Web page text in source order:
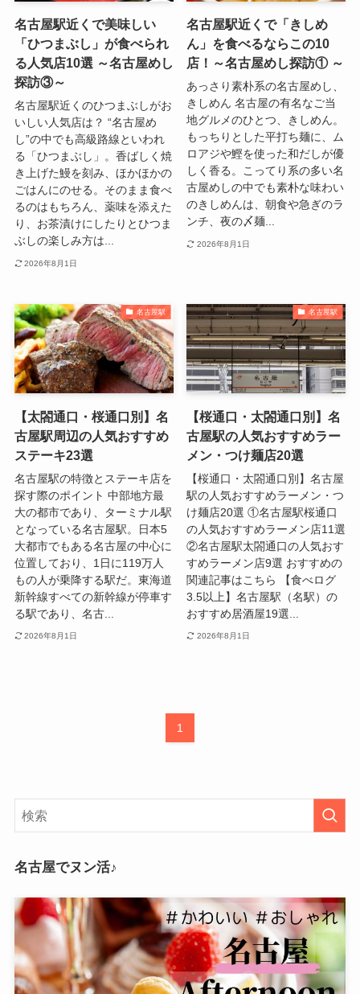
名古屋駅近くで美味しい
「ひつまぶし」が食べられ
る人気店10選 ～名古屋めし
探訪③～
名古屋駅近くのひつまぶしがお
いしい人気店は？ “名古屋め
し”の中でも高級路線といわれ
る「ひつまぶし」。香ばしく焼
き上げた鰻を刻み、ほかほかの
ごはんにのせる。そのまま食べ
るのはもちろん、薬味を添えた
り、お茶漬けにしたりとひつま
ぶしの楽しみ方は...
2026年8月1日
名古屋駅近くで「きしめ
ん」を食べるならこの10
店！～名古屋めし探訪① ～
あっさり素朴系の名古屋めし、
きしめん 名古屋の有名なご当
地グルメのひとつ、きしめん。
もっちりとした平打ち麺に、ム
ロアジや鰹を使った和だしが優
しく香る。こってり系の多い名
古屋めしの中でも素朴な味わい
のきしめんは、朝食や急ぎのラ
ンチ、夜の〆麺...
2026年8月1日
名古屋駅
【太閤通口・桜通口別】名
古屋駅周辺の人気おすすめ
ステーキ23選
名古屋駅の特徴とステーキ店を
探す際のポイント 中部地方最
大の都市であり、ターミナル駅
となっている名古屋駅。日本5
大都市でもある名古屋の中心に
位置しており、1日に119万人
もの人が乗降する駅だ。東海道
新幹線すべての新幹線が停車す
る駅であり、名古...
2026年8月1日
名古屋駅
【桜通口・太閤通口別】名
古屋駅の人気おすすめラー
メン・つけ麺店20選
【桜通口・太閤通口別】名古屋
駅の人気おすすめラーメン・つ
け麺店20選 ①名古屋駅桜通口
の人気おすすめラーメン店11選
②名古屋駅太閤通口の人気おす
すめラーメン店9選 おすすめの
関連記事はこちら 【食べログ
3.5以上】名古屋駅（名駅）の
おすすめ居酒屋19選...
2026年8月1日
1
名古屋でヌン活♪